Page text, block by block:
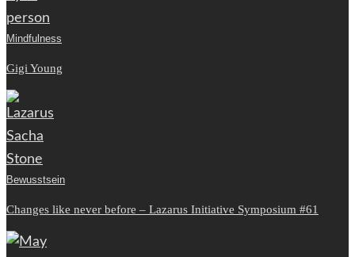
Mindfulness
Gigi Young
Bewusstsein
Changes like never before – Lazarus Initiative Symposium #61